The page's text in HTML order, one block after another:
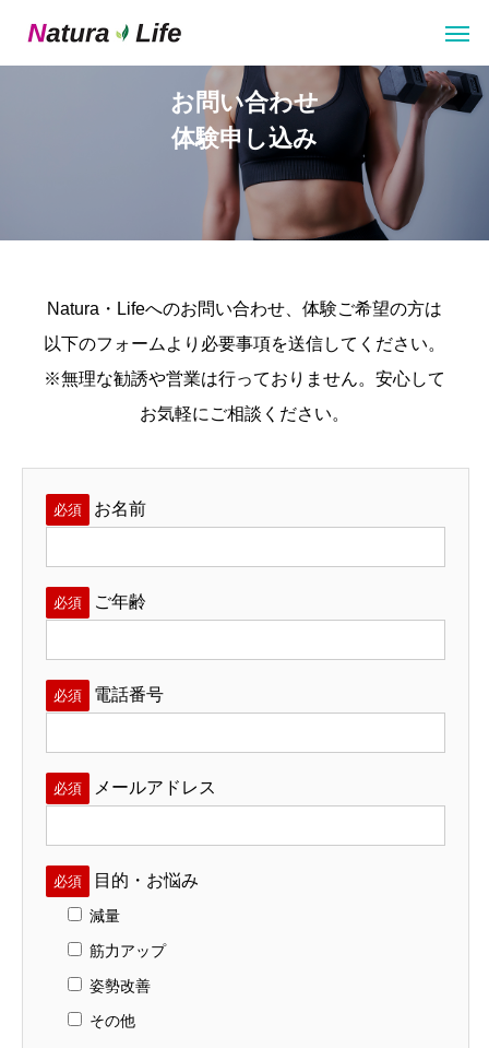
お問い合わせ
体験申し込み
Natura・Lifeへのお問い合わせ、体験ご希望の方は
以下のフォームより必要事項を送信してください。
※無理な勧誘や営業は行っておりません。安心して
お気軽にご相談ください。
必須 お名前
必須 ご年齢
必須 電話番号
必須 メールアドレス
必須 目的・お悩み
減量
筋力アップ
姿勢改善
その他